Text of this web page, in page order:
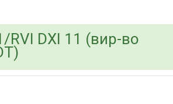
RVI DXI 11 (вир-во